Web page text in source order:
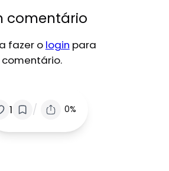
comentário
fazer o login para
1 / 0%